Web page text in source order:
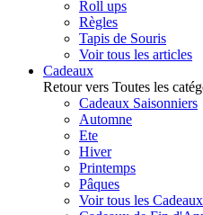
Roll ups
Règles
Tapis de Souris
Voir tous les articles
Cadeaux
Retour vers Toutes les
Cadeaux Saisonniers
Automne
Ete
Hiver
Printemps
Pâques
Voir tous les